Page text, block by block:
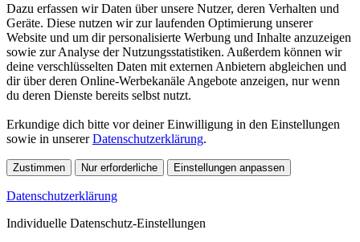
Dazu erfassen wir Daten über unsere Nutzer, deren Verhalten und
Geräte. Diese nutzen wir zur laufenden Optimierung unserer
Website und um dir personalisierte Werbung und Inhalte anzuzeigen
sowie zur Analyse der Nutzungsstatistiken. Außerdem können wir
deine verschlüsselten Daten mit externen Anbietern abgleichen und
dir über deren Online-Werbekanäle Angebote anzeigen, nur wenn
du deren Dienste bereits selbst nutzt.
Erkundige dich bitte vor deiner Einwilligung in den Einstellungen
sowie in unsererDatenschutzerklärung.
Zustimmen Nur erforderliche Einstellungen anpassen
Datenschutzerklärung
Individuelle Datenschutz-Einstellungen